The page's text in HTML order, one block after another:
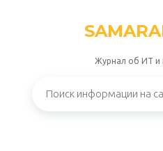
Журнал об ИТ и